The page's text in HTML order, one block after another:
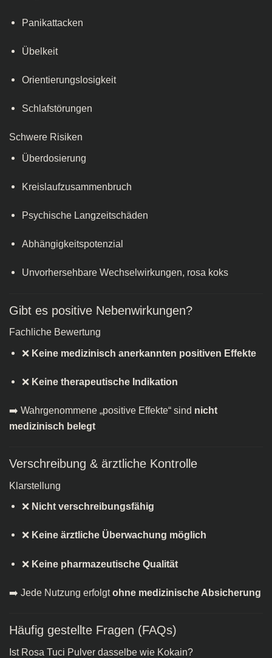
Panikattacken
Übelkeit
Orientierungslosigkeit
Schlafstörungen
Schwere Risiken
Überdosierung
Kreislaufzusammenbruch
Psychische Langzeitschäden
Abhängigkeitspotenzial
Unvorhersehbare Wechselwirkungen, rosa koks​
Gibt es positive Nebenwirkungen?
Fachliche Bewertung
❌ Keine medizinisch anerkannten positiven Effekte
❌ Keine therapeutische Indikation
➡️ Wahrgenommene „positive Effekte“ sind nicht
medizinisch belegt
Verschreibung & ärztliche Kontrolle
Klarstellung
❌ Nicht verschreibungsfähig
❌ Keine ärztliche Überwachung möglich
❌ Keine pharmazeutische Qualität
➡️ Jede Nutzung erfolgtohne medizinische Absicherung
Häufig gestellte Fragen (FAQs)
Ist Rosa Tuci Pulver dasselbe wie Kokain?